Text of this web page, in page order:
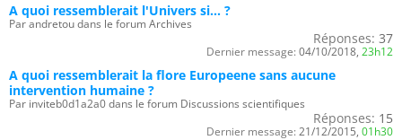
A quoi ressemblerait l'Univers si... ?
Par andretou dans le forum Archives
Réponses: 37
Dernier message: 04/10/2018, 23h12
A quoi ressemblerait la flore Europeene sans aucune
intervention humaine ?
Par inviteb0d1a2a0 dans le forum Discussions scientifiques
Réponses: 15
Dernier message: 21/12/2015, 01h30